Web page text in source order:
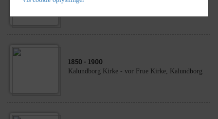
Kalundborg Kirke set fra Bag Graven
1850 - 1900
Kalundborg Kirke - vor Frue Kirke, Kalundborg